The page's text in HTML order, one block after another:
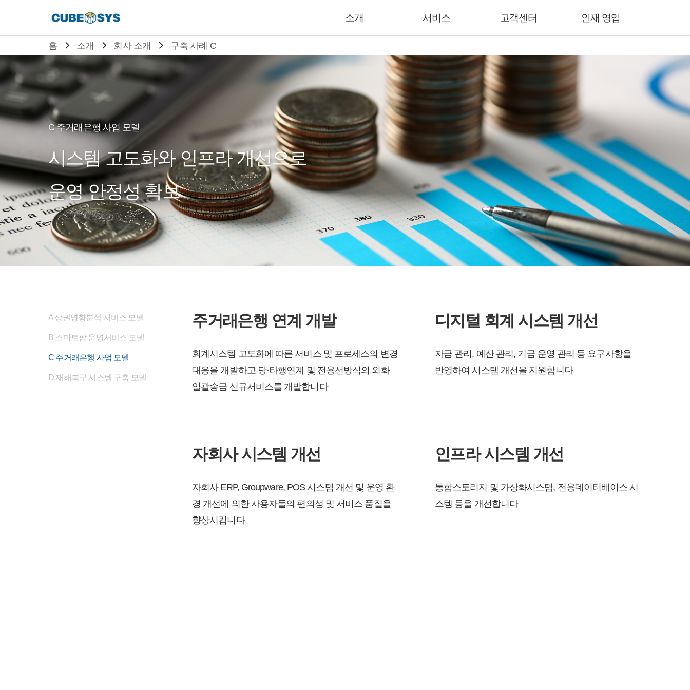
소개 서비스 고객센터 인재 영입
홈 소개 회사 소개 구축 사례 C
C 주거래은행 사업 모델
시스템 고도화와 인프라 개선으로
운영 안정성 확보
A 상권영향분석 서비스 모델
B 스마트팜 운영서비스 모델
C 주거래은행 사업 모델
D 재해복구 시스템 구축 모델
주거래은행 연계 개발
회계시스템 고도화에 따른 서비스 및 프로세스의 변경
대응을 개발하고 당·타행연계 및 전용선방식의 외화
일괄송금 신규서비스를 개발합니다
디지털 회계 시스템 개선
자금 관리, 예산 관리, 기금 운영 관리 등 요구사항을
반영하여 시스템 개선을 지원합니다
자회사 시스템 개선
자회사 ERP, Groupware, POS 시스템 개선 및 운영 환
경 개선에 의한 사용자들의 편의성 및 서비스 품질을
향상시킵니다
인프라 시스템 개선
통합스토리지 및 가상화시스템, 전용데이터베이스 시
스템 등을 개선합니다